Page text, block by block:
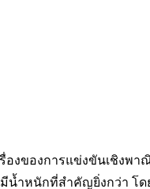
องของการแข่งขันเชิงพ
ำหนักที่สำคัญยิ่งกว่า โ